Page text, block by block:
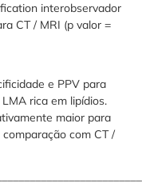
interobservador
CT / MRI (p valor =
e PPV para
rica em lipídios.
maior para
com CT /